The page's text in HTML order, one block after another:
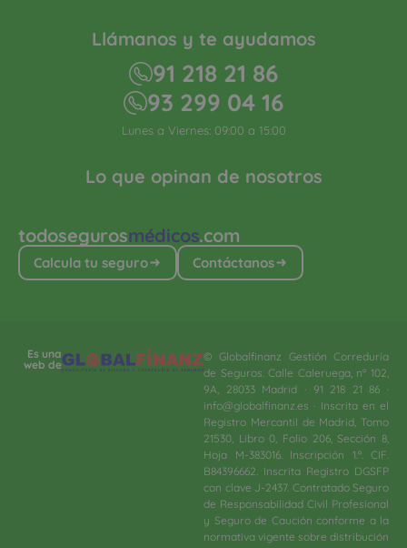
todosegurosmédicos.com
Calcula tu seguro Contáctanos
Lo que opinan de nosotros
Llámanos y te ayudamos
91 218 21 86
93 299 04 16
Lunes a Viernes: 09:00 a 15:00
Es una
web de
© Globalfinanz Gestión Correduría
de Seguros. Calle Caleruega, nº 102,
9A, 28033 Madrid · 91 218 21 86 ·
info@globalfinanz.es · Inscrita en el
Registro Mercantil de Madrid, Tomo
21530, Libro 0, Folio 206, Sección 8,
Hoja M-383016. Inscripción 1.ª. CIF.
B84396662. Inscrita Registro DGSFP
con clave J-2437. Contratado Seguro
de Responsabilidad Civil Profesional
y Seguro de Caución conforme a la
normativa vigente sobre distribución